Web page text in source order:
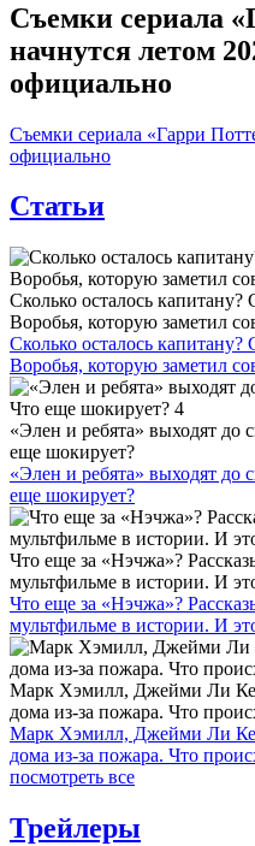
Съемки сериала
начнутся летом
официально
Съемки сериала «Гарри
официально
Статьи
Сколько осталось капитану?
Воробья, которую заметил
Сколько осталось капитану?
Воробья, которую заметил
«Элен и ребята» выходят
еще шокирует?
«Элен и ребята» выходят
еще шокирует?
Что еще за «Нэчжа»?
мультфильме в истории. И
Что еще за «Нэчжа»?
мультфильме в истории. И
Марк Хэмилл, Джейми Ли
дома из-за пожара. Что
Марк Хэмилл, Джейми Ли
дома из-за пожара. Что
посмотреть все
Трейлеры